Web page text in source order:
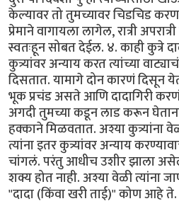
केल्यावर तो तुमच्यावर चिडचिड
प्रेमाने वागायला लागेल, रात्री
स्वतःहून सोबत देईल. ४. काही कुत्रे
कुत्र्यांवर अन्याय करत त्यांच्या
दिसतात. यामागे दोन कारणं दिसून
भूक प्रचंड असते आणि दादागिरी
अगदी तुमच्या कडून लाड करून
हक्काने मिळवतात. अश्या कुत्र्यांना
त्यांना इतर कुत्र्यांवर अन्याय
चांगलं. परंतु आधीच उशीर झाला
शक्य होत नाही. अश्या वेळी त्यांना
"दादा (किंवा खरी ताई)" कोण आहे ते.